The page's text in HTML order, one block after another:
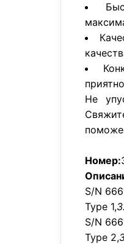
Не
Номер:
S/N
Type 1,
S/N
Type 2,